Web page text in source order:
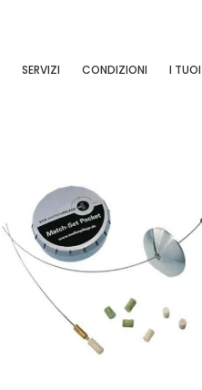
SERVIZI CONDIZIONI I